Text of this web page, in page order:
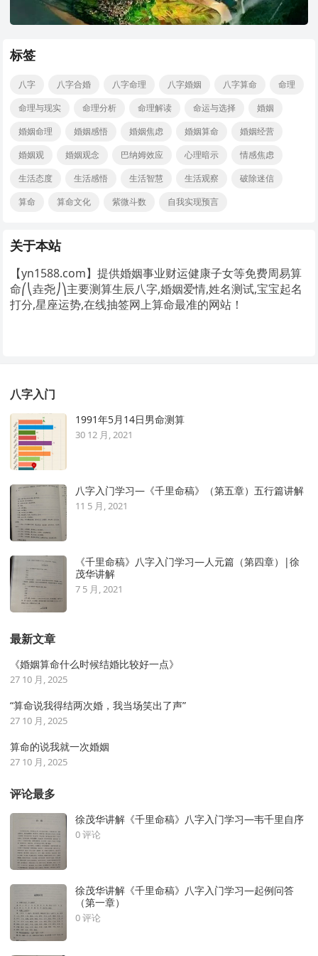
标签
八字 八字合婚 八字命理 八字婚姻 八字算命
命理
命理与现实
命理分析 命理解读 命运与选择
婚姻
婚姻命理
婚姻感悟 婚姻焦虑 婚姻算命
婚姻经营
婚姻观
婚姻观念 巴纳姆效应 心理暗示
情感焦虑
生活态度
生活感悟 生活智慧 生活观察
破除迷信
算命
算命文化 紫微斗数 自我实现预言
关于本站
【yn1588.com】提供婚姻事业财运健康子女等免费周易算
命⎛⎝垚尧⎠⎞主要测算生辰八字,婚姻爱情,姓名测试,宝宝起名
打分,星座运势,在线抽签网上算命最准的网站！
八字入门
1991年5月14日男命测算
30 12 月, 2021
八字入门学习—《千里命稿》（第五章）五行篇讲解
11 5 月, 2021
《千里命稿》八字入门学习—人元篇（第四章）|徐
茂华讲解
7 5 月, 2021
最新文章
《婚姻算命什么时候结婚比较好一点》
27 10 月, 2025
“算命说我得结两次婚，我当场笑出了声”
27 10 月, 2025
算命的说我就一次婚姻
27 10 月, 2025
评论最多
徐茂华讲解《千里命稿》八字入门学习—韦千里自序
0 评论
徐茂华讲解《千里命稿》八字入门学习—起例问答
（第一章）
0 评论